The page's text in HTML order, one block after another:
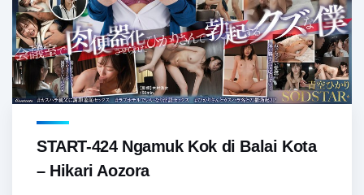
START-424 Ngamuk Kok di Balai Kota
– Hikari Aozora